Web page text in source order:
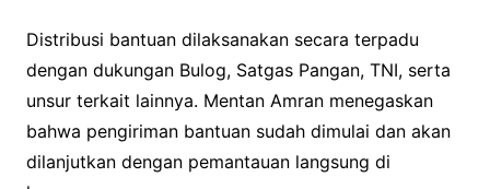
Distribusi bantuan dilaksanakan secara terpadu
dengan dukungan Bulog, Satgas Pangan, TNI, serta
unsur terkait lainnya. Mentan Amran menegaskan
bahwa pengiriman bantuan sudah dimulai dan akan
dilanjutkan dengan pemantauan langsung di